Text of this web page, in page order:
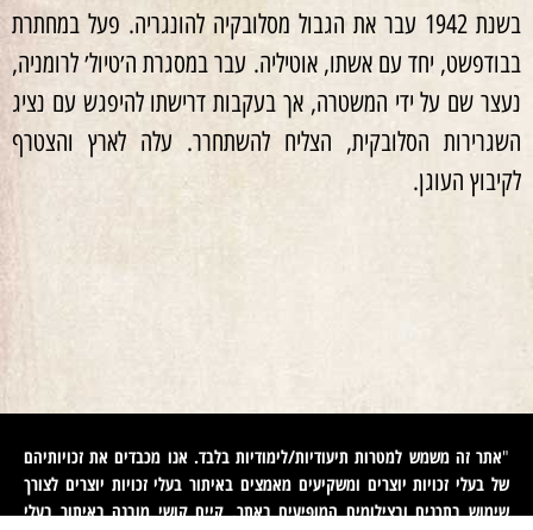
בשנת 1942 עבר את הגבול מסלובקיה להונגריה. פעל במחתרת
בבודפשט, יחד עם אשתו, אוטיליה. עבר במסגרת ה׳טיול׳ לרומניה,
נעצר שם על ידי המשטרה, אך בעקבות דרישתו להיפגש עם נציג
השגרירות הסלובקית, הצליח להשתחרר. עלה לארץ והצטרף
לקיבוץ העוגן.
"אתר זה משמש למטרות תיעודיות/לימודיות בלבד. אנו מכבדים את זכויותיהם
של בעלי זכויות יוצרים ומשקיעים מאמצים באיתור בעלי זכויות יוצרים לצורך
שימוש בתכנים ובצילומים המופיעים באתר. קיים קושי מובנה באיתור בעלי